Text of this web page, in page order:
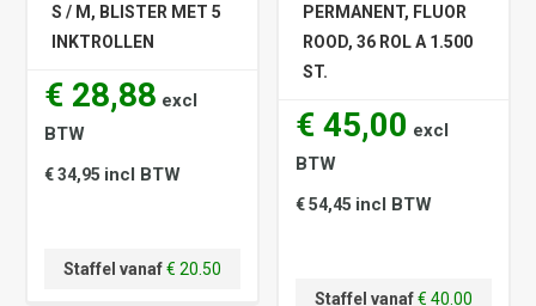
S / M, BLISTER MET 5
INKTROLLEN
€ 28,88 excl
BTW
€ 34,95 incl BTW
Staffel vanaf€ 20.50
PERMANENT, FLUOR
ROOD, 36 ROL A 1.500
ST.
€ 45,00 excl
BTW
€ 54,45 incl BTW
Staffel vanaf€ 40.00